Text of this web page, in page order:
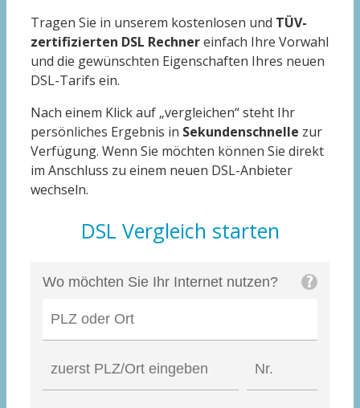
Tragen Sie in unserem kostenlosen und TÜV-
zertifizierten DSL Rechnereinfach Ihre Vorwahl
und die gewünschten Eigenschaften Ihres neuen
DSL-Tarifs ein.
Nach einem Klick auf „vergleichen“ steht Ihr
persönliches Ergebnis in Sekundenschnelle zur
Verfügung. Wenn Sie möchten können Sie direkt
im Anschluss zu einem neuen DSL-Anbieter
wechseln.
DSL Vergleich starten